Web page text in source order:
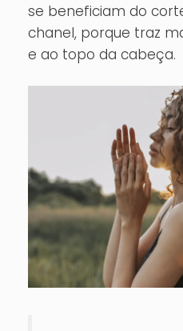
se beneficiam do
chanel, porque traz
e ao topo da cabeça.